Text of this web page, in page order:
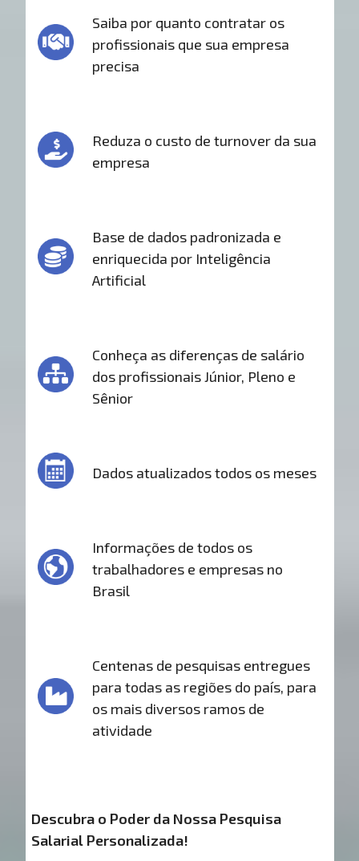
Saiba por quanto contratar os
profissionais que sua empresa
precisa
Reduza o custo de turnover da sua
empresa
Base de dados padronizada e
enriquecida por Inteligência
Artificial
Conheça as diferenças de salário
dos profissionais Júnior, Pleno e
Sênior
Dados atualizados todos os meses
Informações de todos os
trabalhadores e empresas no
Brasil
Centenas de pesquisas entregues
para todas as regiões do país, para
os mais diversos ramos de
atividade
Descubra o Poder da Nossa Pesquisa
Salarial Personalizada!